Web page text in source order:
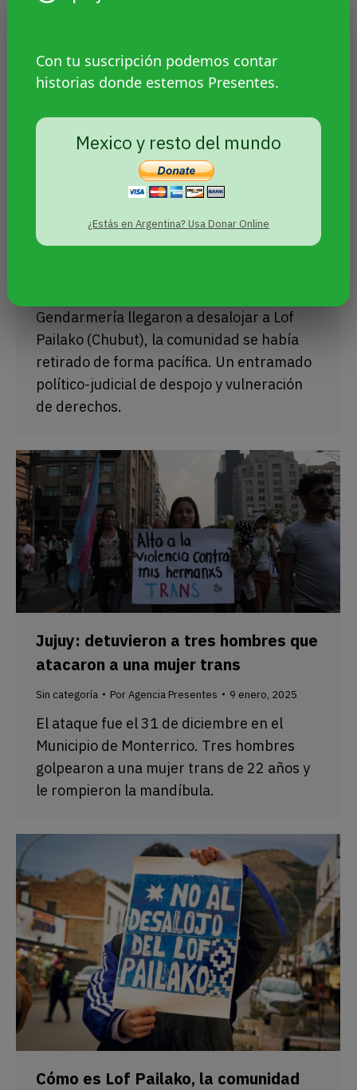
Con tu suscripción podemos contar
historias donde estemos Presentes.
Mexico y resto del mundo
¿Estás en Argentina? Usa Donar Online
Desalojo a Lof Pailako: un show
frustrado y el saqueo de los
territorios indígenas
Sin categoría PorAgencia Presentes 9 enero, 2025
El espectacular despliegue del Ministerio
Gendarmería llegaron a desalojar a Lof
Pailako (Chubut), la comunidad se había
retirado de forma pacífica. Un entramado
político-judicial de despojo y vulneración
de derechos.
Jujuy: detuvieron a tres hombres que
atacaron a una mujer trans
Sin categoría PorAgencia Presentes 9 enero, 2025
El ataque fue el 31 de diciembre en el
Municipio de Monterrico. Tres hombres
golpearon a una mujer trans de 22 años y
le rompieron la mandíbula.
Cómo es Lof Pailako, la comunidad